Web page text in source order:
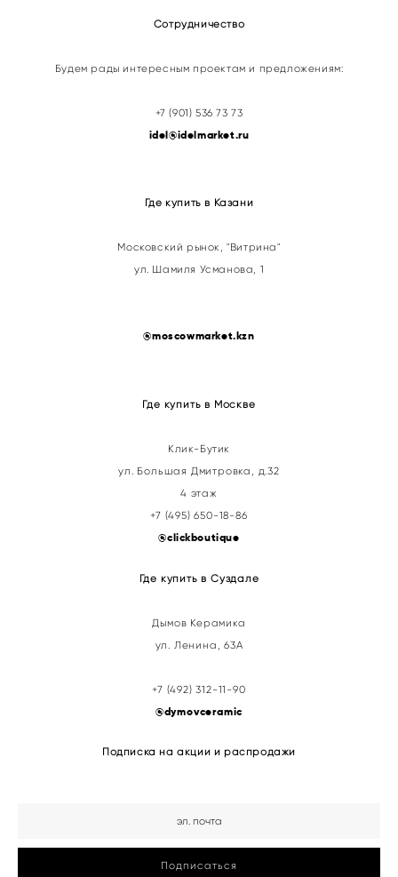
Сотрудничество
Будем рады интересным проектам и предложениям:
+7 (901) 536 73 73
idel@idelmarket.ru
Где купить в Казани
Московский рынок, "Витрина"
ул. Шамиля Усманова, 1
@moscowmarket.kzn
Где купить в Москве
Клик-Бутик
ул. Большая Дмитровка, д.32
4 этаж
+7 (495) 650-18-86
@clickboutique
Где купить в Суздале
Дымов Керамика
ул. Ленина, 63А
+7 (492) 312-11-90
@dymovceramic
Подписка на акции и распродажи
Подписаться